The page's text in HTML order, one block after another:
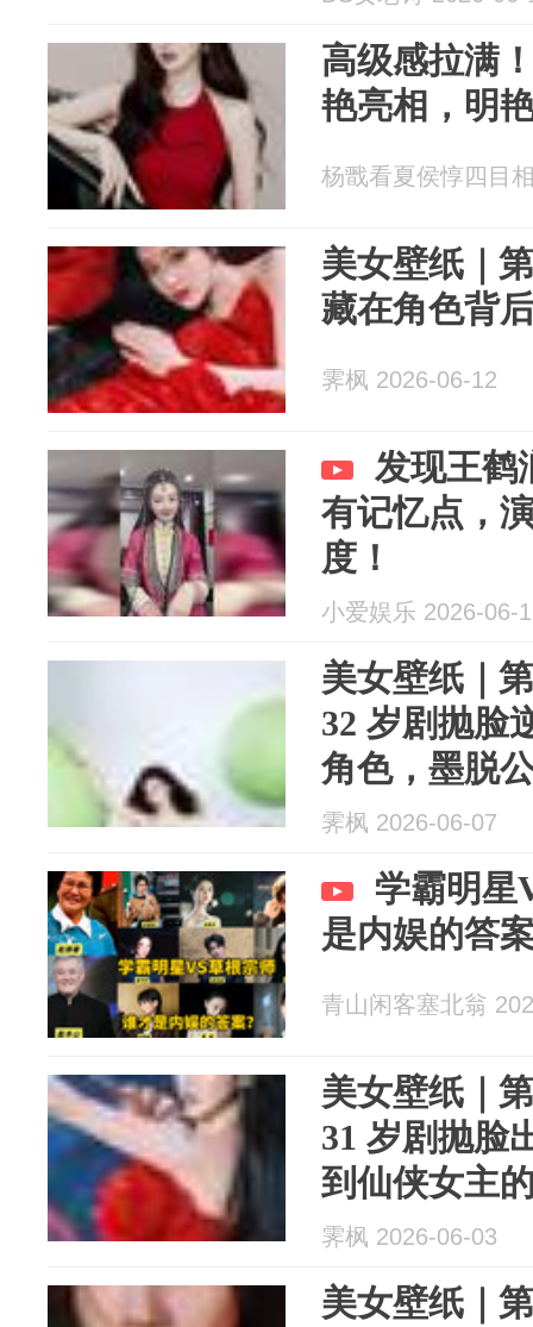
高级感拉满
艳亮相，明
杨戬看夏侯惇四目
美女壁纸｜
藏在角色背
霁枫 2026-06-12
发现王鹤
有记忆点，
度！
小爱娱乐 2026-06-
美女壁纸｜
32 岁剧抛脸
角色，墨脱
板
霁枫 2026-06-07
学霸明星
是内娱的答
青山闲客塞北翁
美女壁纸｜
31 岁剧抛脸
到仙侠女主
霁枫 2026-06-03
美女壁纸｜